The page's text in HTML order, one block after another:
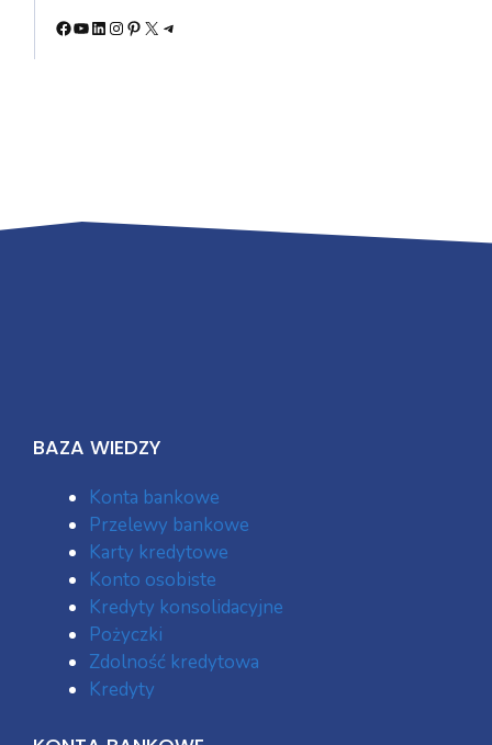
Facebook
YouTube
LinkedIn
Instagram
Pinterest
X Telegram
BAZA WIEDZY
Konta bankowe
Przelewy bankowe
Karty kredytowe
Konto osobiste
Kredyty konsolidacyjne
Pożyczki
Zdolność kredytowa
Kredyty